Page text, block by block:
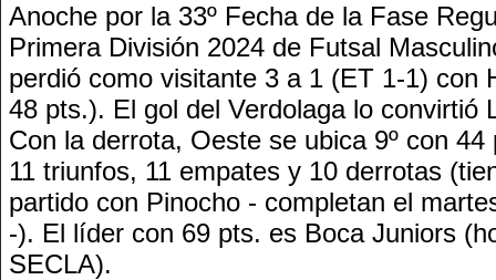
Anoche por la 33º Fecha de la Fase
Primera División 2024 de Futsal
perdió como visitante 3 a 1 (ET 1-1) con
48 pts.). El gol del Verdolaga lo convirtió
Con la derrota, Oeste se ubica 9º con
11 triunfos, 11 empates y 10 derrotas
partido con Pinocho - completan el
-). El líder con 69 pts. es Boca Juniors
SECLA).